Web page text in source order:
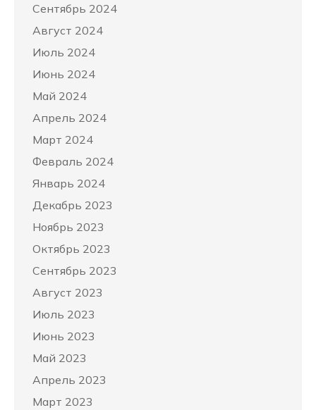
Сентябрь 2024
Август 2024
Июль 2024
Июнь 2024
Май 2024
Апрель 2024
Март 2024
Февраль 2024
Январь 2024
Декабрь 2023
Ноябрь 2023
Октябрь 2023
Сентябрь 2023
Август 2023
Июль 2023
Июнь 2023
Май 2023
Апрель 2023
Март 2023